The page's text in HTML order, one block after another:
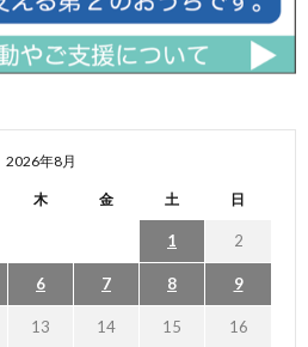
2026年8月
木 金 土 日
1 2
6 7 8 9
13 14 15 16